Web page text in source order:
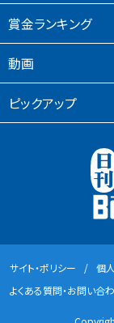
賞⾦ランキング
動画
ピックアップ
サイト・ポリシー 個
よくある質問・お問い合